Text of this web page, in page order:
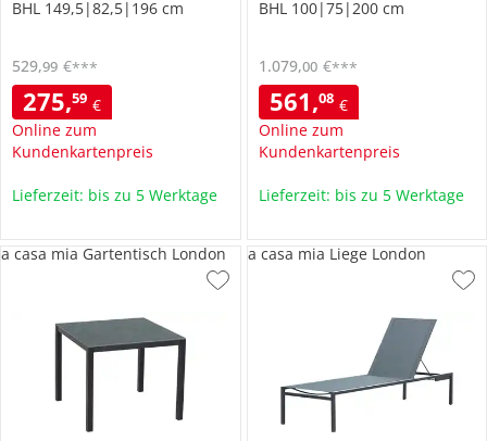
BHL 149,5|82,5|196 cm
275,59 €
Online zum
Kundenkartenpreis
529,99 €***
Lieferzeit: bis zu 5 Werktage
BHL 100|75|200 cm
561,08 €
Online zum
Kundenkartenpreis
1.079,00 €***
Lieferzeit: bis zu 5 Werktage
a casa mia Gartentisch London a casa mia Liege London